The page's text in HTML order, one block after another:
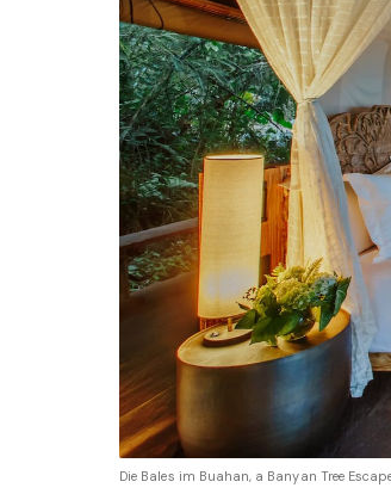
Die Bales im Buahan, a Banyan Tree